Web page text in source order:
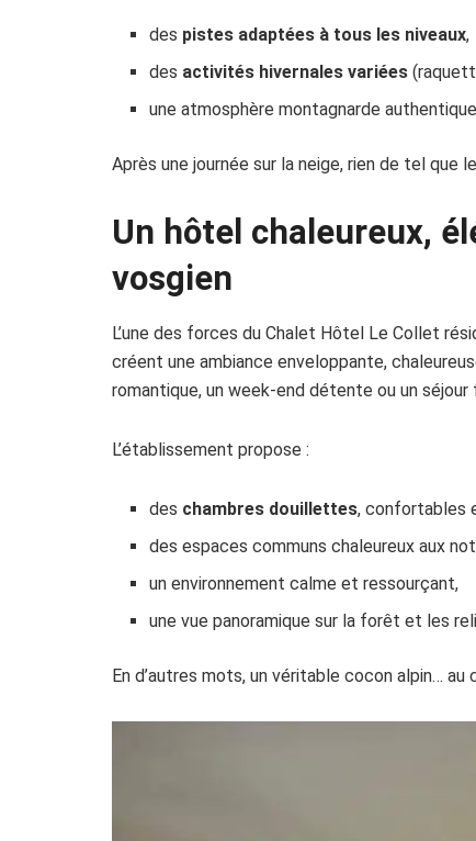
des pistes adaptées à tous les niveaux,
des activités hivernales variées
une atmosphère montagnarde
Après une journée sur la neige, rien de tel
Un hôtel chaleureux,
vosgien
L’une des forces du Chalet Hôtel Le Collet
créent une ambiance enveloppante,
romantique, un week-end détente ou un séjour
L’établissement propose :
des chambres douillettes, confortables
des espaces communs chaleureux aux
un environnement calme et ressourçant,
une vue panoramique sur la forêt et les
En d’autres mots, un véritable cocon alpin…